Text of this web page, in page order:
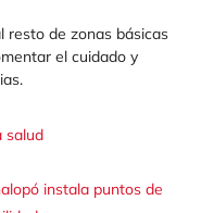
resto de zonas básicas
el cuidado y
salud
instala puntos de